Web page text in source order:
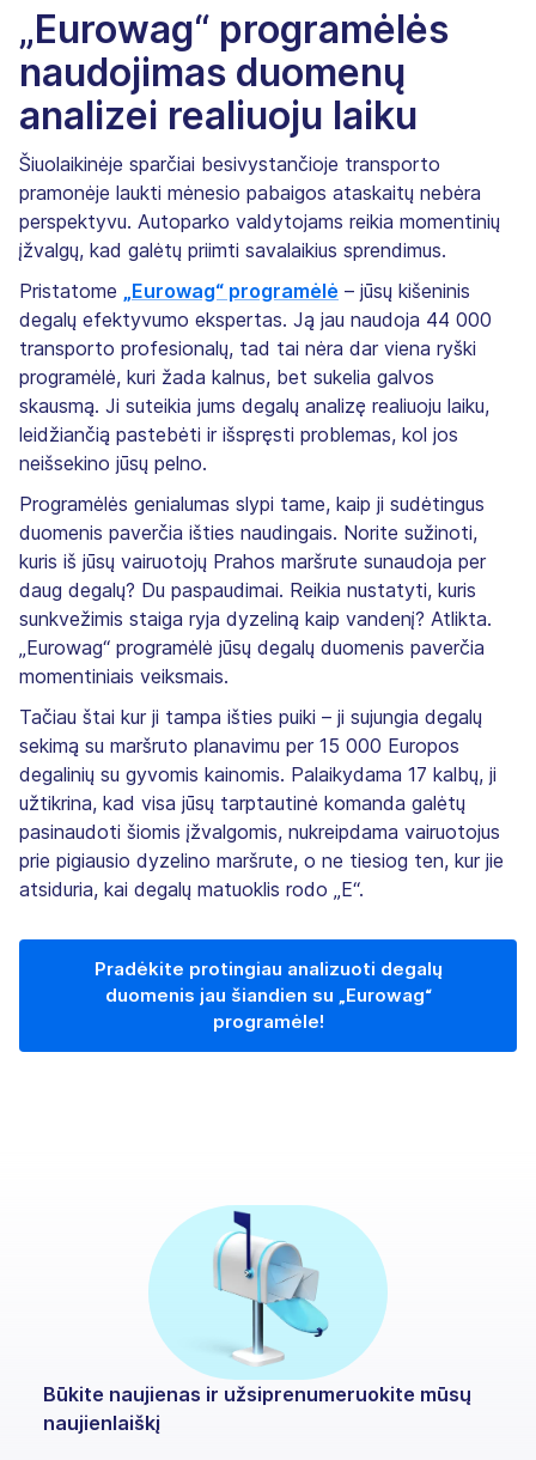
„Eurowag“ programėlės
naudojimas duomenų
analizei realiuoju laiku
Šiuolaikinėje sparčiai besivystančioje transporto
pramonėje laukti mėnesio pabaigos ataskaitų nebėra
perspektyvu. Autoparko valdytojams reikia momentinių
įžvalgų, kad galėtų priimti savalaikius sprendimus.
Pristatome „Eurowag“ programėlė – jūsų kišeninis
degalų efektyvumo ekspertas. Ją jau naudoja 44 000
transporto profesionalų, tad tai nėra dar viena ryški
programėlė, kuri žada kalnus, bet sukelia galvos
skausmą. Ji suteikia jums degalų analizę realiuoju laiku,
leidžiančią pastebėti ir išspręsti problemas, kol jos
neišsekino jūsų pelno.
Programėlės genialumas slypi tame, kaip ji sudėtingus
duomenis paverčia išties naudingais. Norite sužinoti,
kuris iš jūsų vairuotojų Prahos maršrute sunaudoja per
daug degalų? Du paspaudimai. Reikia nustatyti, kuris
sunkvežimis staiga ryja dyzeliną kaip vandenį? Atlikta.
„Eurowag“ programėlė jūsų degalų duomenis paverčia
momentiniais veiksmais.
Tačiau štai kur ji tampa išties puiki – ji sujungia degalų
sekimą su maršruto planavimu per 15 000 Europos
degalinių su gyvomis kainomis. Palaikydama 17 kalbų, ji
užtikrina, kad visa jūsų tarptautinė komanda galėtų
pasinaudoti šiomis įžvalgomis, nukreipdama vairuotojus
prie pigiausio dyzelino maršrute, o ne tiesiog ten, kur jie
atsiduria, kai degalų matuoklis rodo „E“.
Pradėkite protingiau analizuoti degalų
duomenis jau šiandien su „Eurowag“
programėle!
Būkite naujienas ir užsiprenumeruokite mūsų
naujienlaiškį